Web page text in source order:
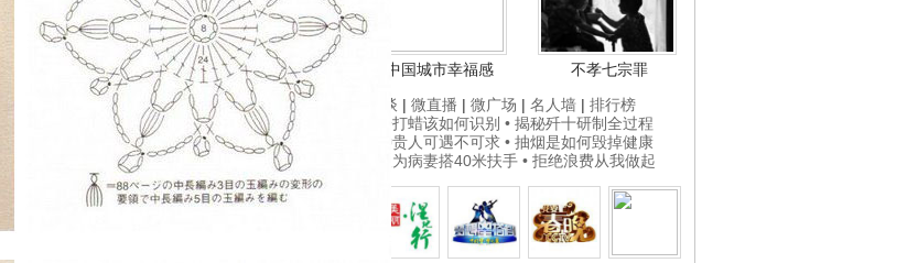
中国城市幸福感
不孝七宗罪
微访谈 | 微直播 | 微广场 | 名人墙 | 排行榜
• 橙子打蜡该如何识别 • 揭秘歼十研制全过程
• 十种贵人可遇不可求 • 抽烟是如何毁掉健康
• 老人为病妻搭40米扶手 • 拒绝浪费从我做起